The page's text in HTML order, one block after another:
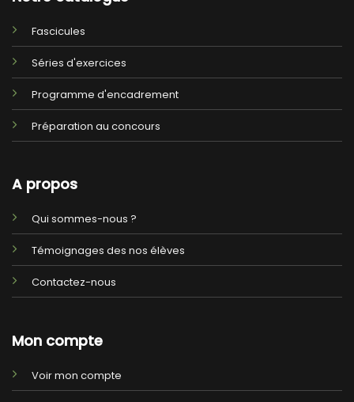
Fascicules
Séries d'exercices
Programme d'encadrement
Préparation au concours
A propos
Qui sommes-nous ?
Témoignages des nos élèves
Contactez-nous
Mon compte
Voir mon compte